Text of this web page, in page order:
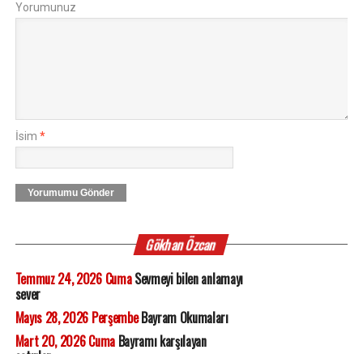
Yorumunuz
İsim *
Yorumumu Gönder
Gökhan Özcan
Temmuz 24, 2026 CumaSevmeyi bilen anlamayı
sever
Mayıs 28, 2026 PerşembeBayram Okumaları
Mart 20, 2026 CumaBayramı karşılayan